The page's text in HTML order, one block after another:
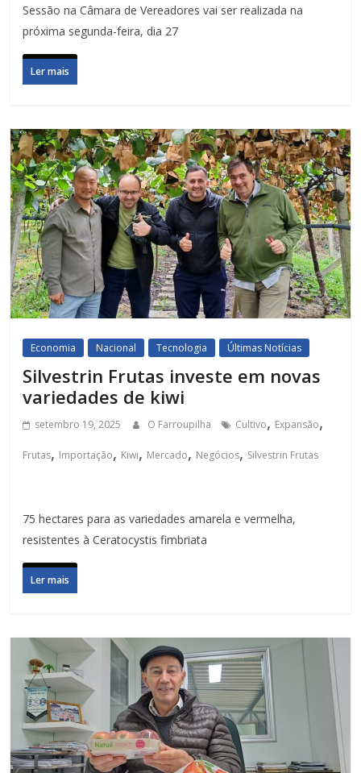
Sessão na Câmara de Vereadores vai ser realizada na
próxima segunda-feira, dia 27
Ler mais
Economia Nacional Tecnologia Últimas Notícias
Silvestrin Frutas investe em novas
variedades de kiwi
setembro 19, 2025 O Farroupilha Cultivo, Expansão,
Frutas, Importação, Kiwi, Mercado, Negócios, Silvestrin Frutas
75 hectares para as variedades amarela e vermelha,
resistentes à Ceratocystis fimbriata
Ler mais